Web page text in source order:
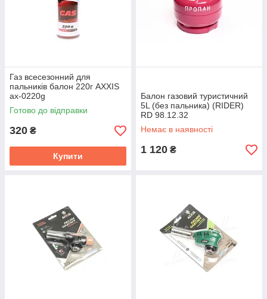
Газ всесезонний для
пальників балон 220г AXXIS
ax-0220g
Готово до відправки
320 ₴
Купити
Балон газовий туристичний
5L (без пальника) (RIDER)
RD 98.12.32
Немає в наявності
1 120 ₴